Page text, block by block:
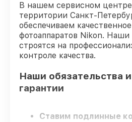
В нашем сервисном
территории Санкт-
обеспечиваем
фотоаппаратов Nikon. Наши
строятся на
контроле качества.
Наши обязательства
гарантии
Ставим подлинные